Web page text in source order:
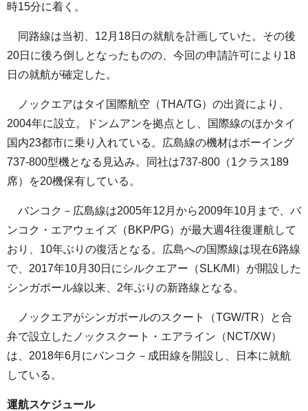
時15分に着く。
同路線は当初、12月18日の就航を計画していた。その後
20日に後ろ倒しとなったものの、今回の申請許可により18
日の就航が確定した。
ノックエアはタイ国際航空（THA/TG）の出資により、
2004年に設立。ドンムアンを拠点とし、国際線のほかタイ
国内23都市に乗り入れている。広島線の機材はボーイング
737-800型機となる見込み。同社は737-800（1クラス189
席）を20機保有している。
バンコク－広島線は2005年12月から2009年10月まで、バ
ンコク・エアウェイズ（BKP/PG）が最大週4往復運航して
おり、10年ぶりの復活となる。広島への国際線は現在6路線
で、2017年10月30日にシルクエアー（SLK/MI）が開設した
シンガポール線以来、2年ぶりの新路線となる。
ノックエアがシンガポールのスクート（TGW/TR）と合
弁で設立したノックスクート・エアライン（NCT/XW）
は、2018年6月にバンコク－成田線を開設し、日本に就航
している。
運航スケジュール